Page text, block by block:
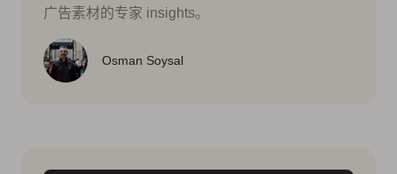
广告素材的专家 insights。
Osman Soysal